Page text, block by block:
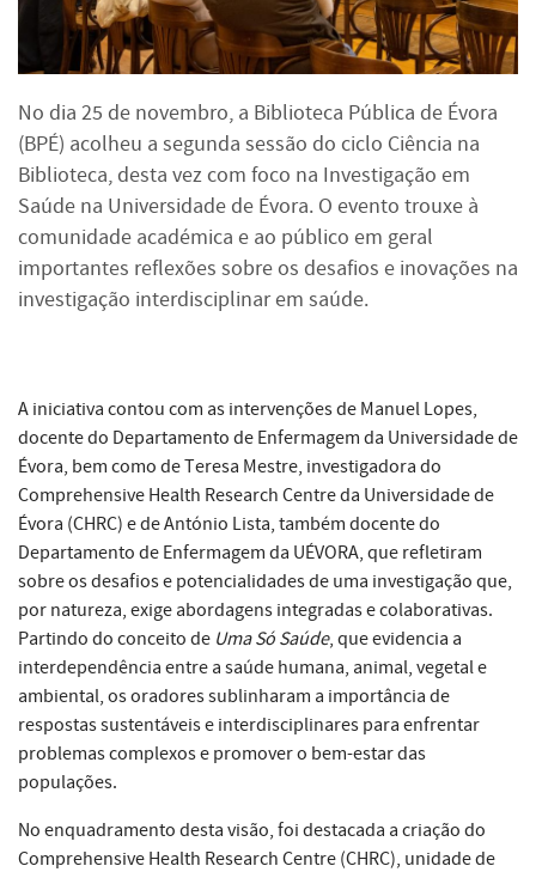
No dia 25 de novembro, a Biblioteca Pública de Évora
(BPÉ) acolheu a segunda sessão do ciclo Ciência na
Biblioteca, desta vez com foco na Investigação em
Saúde na Universidade de Évora. O evento trouxe à
comunidade académica e ao público em geral
importantes reflexões sobre os desafios e inovações na
investigação interdisciplinar em saúde.
A iniciativa contou com as intervenções de Manuel Lopes,
docente do Departamento de Enfermagem da Universidade de
Évora, bem como de Teresa Mestre, investigadora do
Comprehensive Health Research Centre da Universidade de
Évora (CHRC) e de António Lista, também docente do
Departamento de Enfermagem da UÉVORA, que refletiram
sobre os desafios e potencialidades de uma investigação que,
por natureza, exige abordagens integradas e colaborativas.
Partindo do conceito de Uma Só Saúde, que evidencia a
interdependência entre a saúde humana, animal, vegetal e
ambiental, os oradores sublinharam a importância de
respostas sustentáveis e interdisciplinares para enfrentar
problemas complexos e promover o bem-estar das
populações.
No enquadramento desta visão, foi destacada a criação do
Comprehensive Health Research Centre (CHRC), unidade de